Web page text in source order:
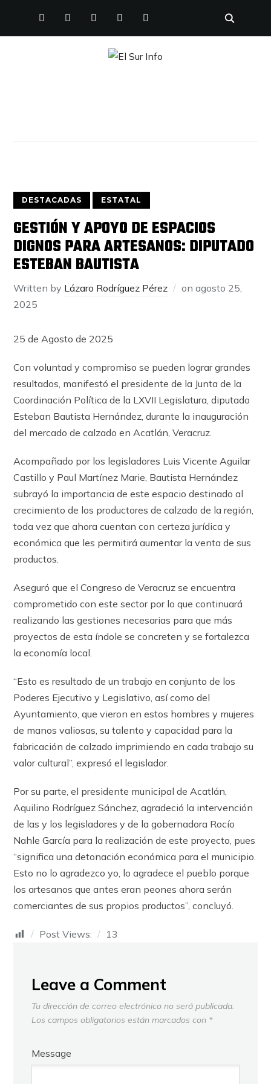
FACEBOOKTWITTERINSTAGRAM
YOUTUBEPINTEREST
DESTACADAS ESTATAL
GESTIÓN Y APOYO DE ESPACIOS
DIGNOS PARA ARTESANOS: DIPUTADO
ESTEBAN BAUTISTA
Written by Lázaro Rodríguez Pérez onagosto 25,
2025
25 de Agosto de 2025
Con voluntad y compromiso se pueden lograr grandes
resultados, manifestó el presidente de la Junta de la
Coordinación Política de la LXVII Legislatura, diputado
Esteban Bautista Hernández, durante la inauguración
del mercado de calzado en Acatlán, Veracruz.
Acompañado por los legisladores Luis Vicente Aguilar
Castillo y Paul Martínez Marie, Bautista Hernández
subrayó la importancia de este espacio destinado al
crecimiento de los productores de calzado de la región,
toda vez que ahora cuentan con certeza jurídica y
económica que les permitirá aumentar la venta de sus
productos.
Aseguró que el Congreso de Veracruz se encuentra
comprometido con este sector por lo que continuará
realizando las gestiones necesarias para que más
proyectos de esta índole se concreten y se fortalezca
la economía local.
“Esto es resultado de un trabajo en conjunto de los
Poderes Ejecutivo y Legislativo, así como del
Ayuntamiento, que vieron en estos hombres y mujeres
de manos valiosas, su talento y capacidad para la
fabricación de calzado imprimiendo en cada trabajo su
valor cultural”, expresó el legislador.
Por su parte, el presidente municipal de Acatlán,
Aquilino Rodríguez Sánchez, agradeció la intervención
de las y los legisladores y de la gobernadora Rocío
Nahle García para la realización de este proyecto, pues
“significa una detonación económica para el municipio.
Esto no lo agradezco yo, lo agradece el pueblo porque
los artesanos que antes eran peones ahora serán
comerciantes de sus propios productos”, concluyó.
Post Views: 13
Leave a Comment
Tu dirección de correo electrónico no será publicada.
Los campos obligatorios están marcados con *
Message